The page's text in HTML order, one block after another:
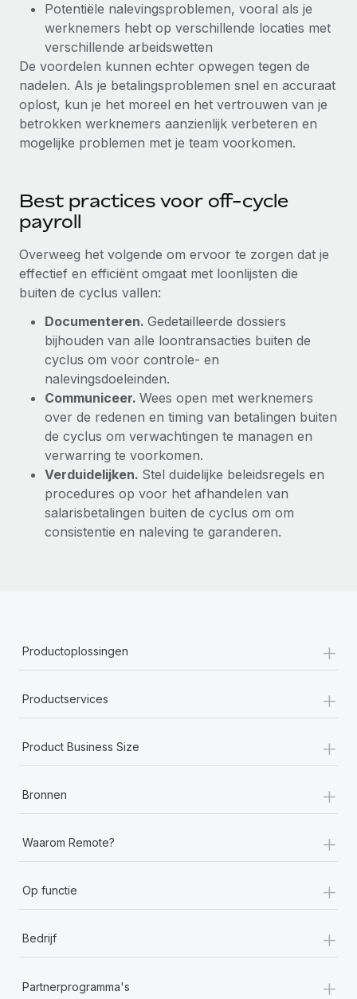
Potentiële nalevingsproblemen, vooral als je
werknemers hebt op verschillende locaties met
verschillende arbeidswetten
De voordelen kunnen echter opwegen tegen de
nadelen. Als je betalingsproblemen snel en accuraat
oplost, kun je het moreel en het vertrouwen van je
betrokken werknemers aanzienlijk verbeteren en
mogelijke problemen met je team voorkomen.
Best practices voor off-cycle
payroll
Overweeg het volgende om ervoor te zorgen dat je
effectief en efficiënt omgaat met loonlijsten die
buiten de cyclus vallen:
Documenteren. Gedetailleerde dossiers
bijhouden van alle loontransacties buiten de
cyclus om voor controle- en
nalevingsdoeleinden.
Communiceer. Wees open met werknemers
over de redenen en timing van betalingen buiten
de cyclus om verwachtingen te managen en
verwarring te voorkomen.
Verduidelijken. Stel duidelijke beleidsregels en
procedures op voor het afhandelen van
salarisbetalingen buiten de cyclus om om
consistentie en naleving te garanderen.
Productoplossingen +
Productservices +
Product Business Size +
Bronnen +
Waarom Remote? +
Op functie +
Bedrijf +
Partnerprogramma's +